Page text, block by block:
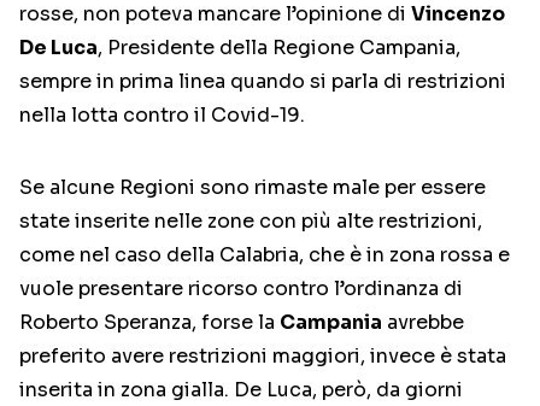
rosse, non poteva mancare l’opinione di Vincenzo
De Luca, Presidente della Regione Campania,
sempre in prima linea quando si parla di restrizioni
nella lotta contro il Covid-19.
Se alcune Regioni sono rimaste male per essere
state inserite nelle zone con più alte restrizioni,
come nel caso della Calabria, che è in zona rossa e
vuole presentare ricorso contro l’ordinanza di
Roberto Speranza, forse la Campania avrebbe
preferito avere restrizioni maggiori, invece è stata
inserita in zona gialla. De Luca, però, da giorni